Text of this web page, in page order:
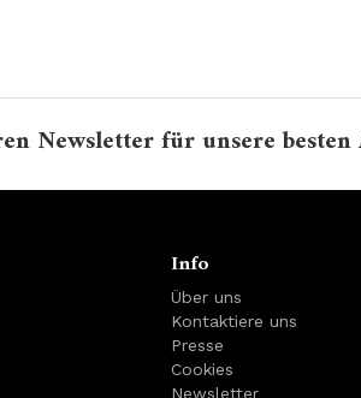
Newsletter für unsere
Info
Über uns
Kontaktiere uns
Presse
Cookies
Newsletter